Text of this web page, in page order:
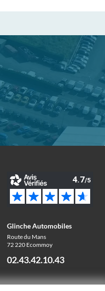
Glinche Automobiles
Route du Mans
72 220 Ecommoy
02.43.42.10.43